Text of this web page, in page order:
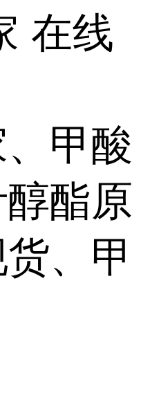
在线
甲酸
酯原
、甲